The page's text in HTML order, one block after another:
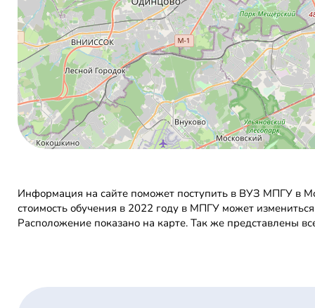
Информация на сайте поможет поступить в ВУЗ МПГУ в
стоимость обучения в 2022 году в МПГУ может
Расположение показано на карте. Так же представлены